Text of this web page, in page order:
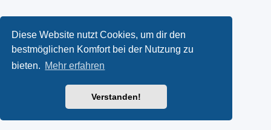
Diese Website nutzt Cookies, um dir den
bestmöglichen Komfort bei der Nutzung zu
bieten. Mehr erfahren
Verstanden!